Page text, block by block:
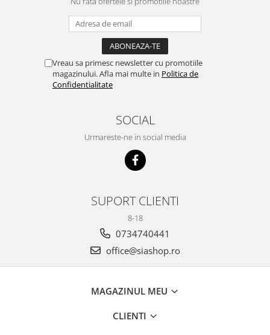
Vreau sa primesc newsletter cu promotiile
magazinului. Afla mai multe in Politica de
Confidentialitate
SOCIAL
Urmareste-ne in social media
SUPORT CLIENTI
8-18
0734740441
office@siashop.ro
MAGAZINUL MEU
CLIENTI